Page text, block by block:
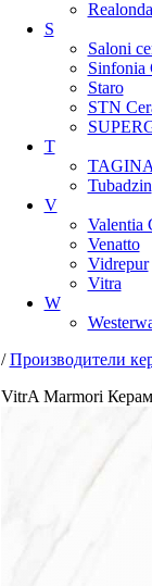
Realonda
S
Saloni
Sinfonia
Staro
STN
T
TAGINA
Tubadzin
V
Valentia
Venatto
Vidrepur
Vitra
W
/Производители
VitrA Marmori